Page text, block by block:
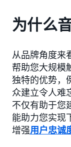
为什么
从品牌角度来
帮助您大规模
独特的优势，
众建立令人难
不仅有助于您
能助力您实现
增强用户忠诚